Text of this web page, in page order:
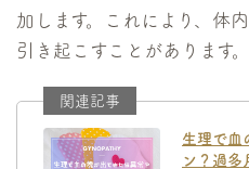
加します。これにより、体
引き起こすことがあります。
生理で血
ン？過多